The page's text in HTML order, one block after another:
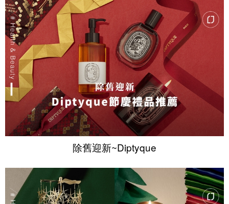
除舊迎新~Diptyque